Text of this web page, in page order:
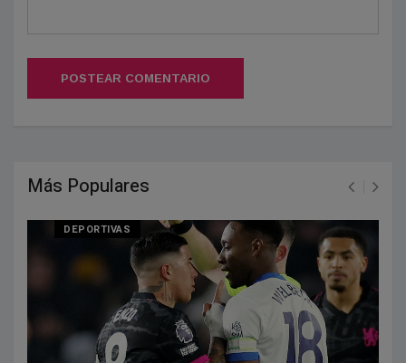
POSTEAR COMENTARIO
Más Populares
DEPORTIVAS